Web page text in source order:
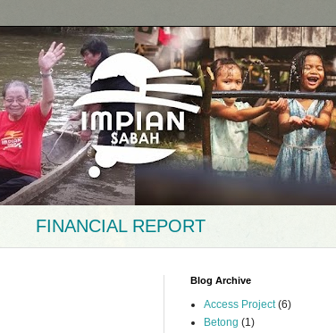
FINANCIAL REPORT
Blog Archive
Access Project (6)
Betong (1)